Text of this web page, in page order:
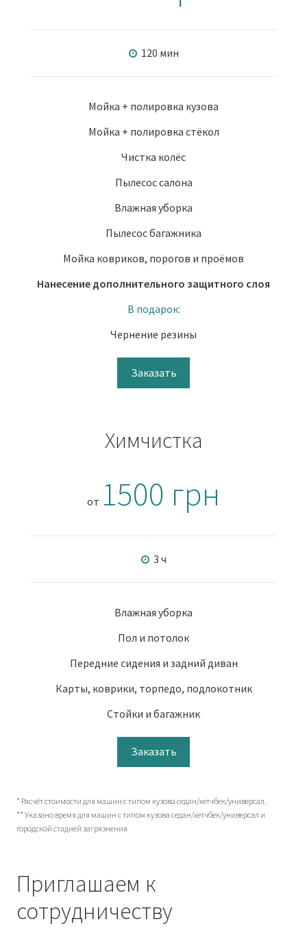
120 мин
Мойка + полировка кузова
Мойка + полировка стёкол
Чистка колёс
Пылесос салона
Влажная уборка
Пылесос багажника
Мойка ковриков, порогов и проёмов
Нанесение дополнительного защитного слоя
В подарок:
Чернение резины
Заказать
Химчистка
от 1500 грн
3 ч
Влажная уборка
Пол и потолок
Передние сидения и задний диван
Карты, коврики, торпедо, подлокотник
Стойки и багажник
Заказать
* Расчёт стоимости для машин с типом кузова седан/хетчбек/универсал.
** Указано время для машин с типом кузова седан/хетчбек/универсал и
городской стадией загрязнения
Приглашаем к
сотрудничеству